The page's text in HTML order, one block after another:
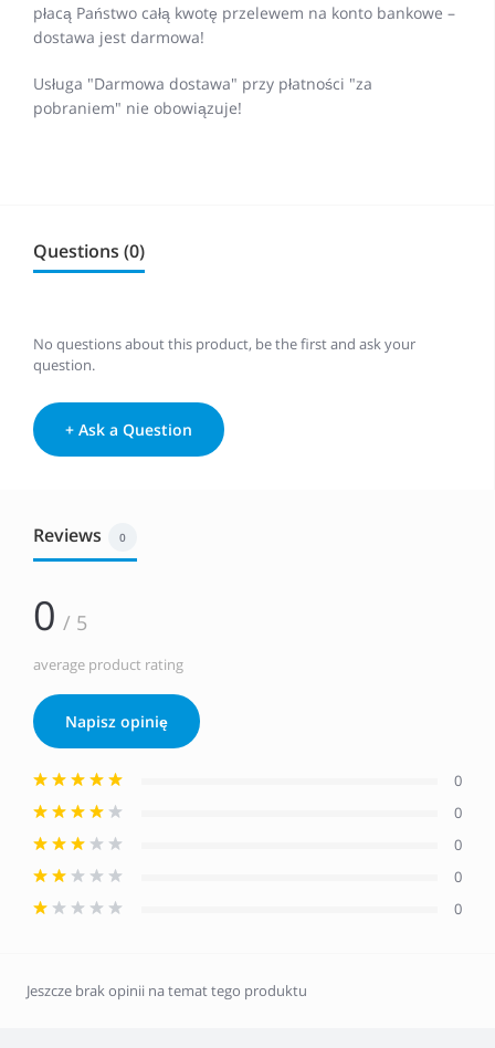
płacą Państwo całą kwotę przelewem na konto bankowe –
dostawa jest darmowa!
Usługa "Darmowa dostawa" przy płatności "za
pobraniem" nie obowiązuje!
Questions (0)
No questions about this product, be the first and ask your
question.
+ Ask a Question
Reviews 0
0 / 5
average product rating
Napisz opinię
0
0
0
0
0
Jeszcze brak opinii na temat tego produktu